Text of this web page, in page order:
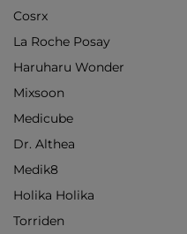
Cosrx
La Roche Posay
Haruharu Wonder
Mixsoon
Medicube
Dr. Althea
Medik8
Holika Holika
Torriden